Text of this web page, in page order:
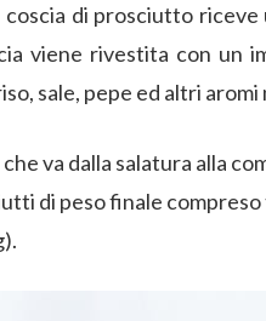
di prosciutto riceve
viene rivestita con un
sale, pepe ed altri
va dalla salatura alla
di peso finale compreso